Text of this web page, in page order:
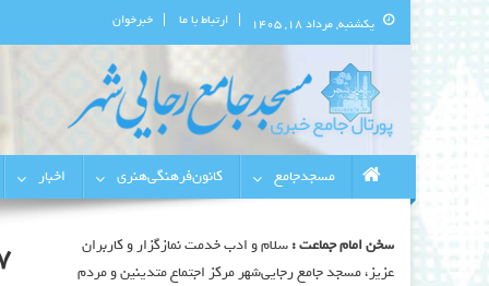
یکشنبه, مرداد ۱۸, ۱۴۰۵ ارتباط با ما خبرخوان
پورتال اطلاع‌رسانی مسجد
استان البرز
مسجدجامع
کانون‌فرهنگی‌هنری اخبار
سخن امام جماعت :سلام و ادب خدمت نمازگزار و کاربران
عزیز، مسجد جامع رجایی‌شهر مرکز اجتماع متدینین و مردم